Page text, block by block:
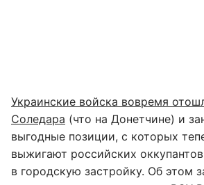
Украинские войска вовремя
Соледара (что на Донетчине) и
выгодные позиции, с которых
выжигают российских
в городскую застройку. Об этом